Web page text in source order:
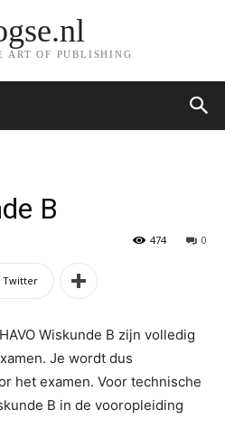
ART OF PUBLISHING
B
0
474
Twitter
Wiskunde B zijn volledig
Je wordt dus
het examen. Voor technische
B in de vooropleiding